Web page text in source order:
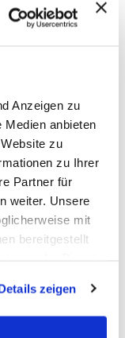
Anzeigen zu
Medien anbieten
zu
zu Ihrer
Partner für
weiter. Unsere
mit
bereitgestellt
zeigen
een rol spelen.
zijn voor
mijn paard
voor
vertonen, evenals